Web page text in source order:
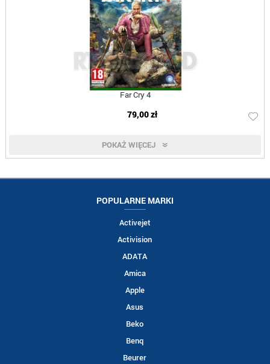
Far Cry 4
79,00 zł
POKAŻ WIĘCEJ
POPULARNE MARKI
Activejet
Activision
ADATA
Amica
Apple
Asus
Beko
Benq
Beurer